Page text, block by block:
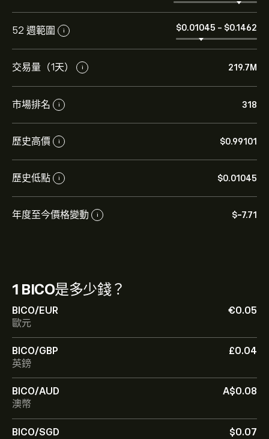
1 BICO是多少錢？
BICO/EUR
‎€‎0.05
歐元
BICO/GBP
‎£‎0.04
英鎊
BICO/AUD
‎A$‎0.08
澳幣
BICO/SGD
‎$‎0.07
52 週範圍 i ‎$‎0.01045 - ‎$‎0.1462
交易量（1天） i 219.7M
市場排名 i 318
歷史高價 i ‎$‎0.99101
歷史低點 i ‎$‎0.01045
年度至今價格變動 i ‎$‎-7.71
BICO 的目前價格是 ‎$‎0.05306 美元
Biconomy 的市值是 ‎$‎53.35M 美元